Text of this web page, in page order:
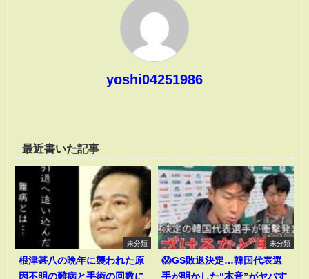
yoshi04251986
最近書いた記事
未分類
根津甚八の晩年に襲われた原
因不明の難病と手術の回数に
未分類
😱GS敗退決定…韓国代表選
手が明かした“本音”がヤバす